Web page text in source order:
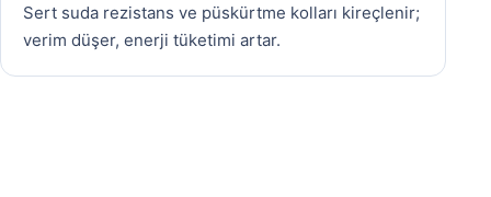
Sert suda rezistans ve püskürtme kolları kireçlenir;
verim düşer, enerji tüketimi artar.